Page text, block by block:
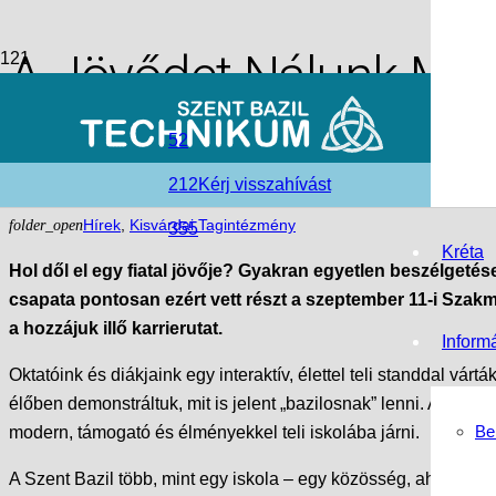
Kréta
52
212
355
Kérj visszahívást
A Jövődet Nálunk
Lehetőségek a
folder_openHírek Kisvárdai Tagintézmény
Hol dől el egy fiatal jövője? Gyakran egyetlen
csapata pontosan ezért vett részt a szeptember 11-i
a hozzájuk illő karrierutat.
Oktatóink és diákjaink egy interaktív, élettel teli standdal
élőben demonstráltuk, mit is jelent „bazilosnak” lenni. A
modern, támogató és élményekkel teli iskolába járni.
A Szent Bazil több, mint egy iskola – egy közösség, ahol a